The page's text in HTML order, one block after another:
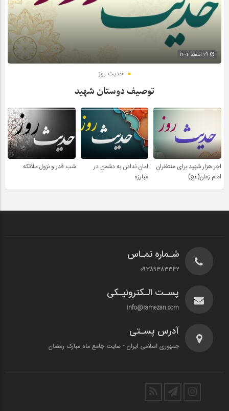
حدیث روز
توصیف دوستان شهید
اجر هزار شهید برای منتظران
امام زمان(عج)
امان ندادن به دشمن در
مبارزه
شب قدر و نزول ملائکه
شـماره تمـاس
۰۹۳۸۹۳۸۳۳۴۲
پسـت الـکترونیـکی
info@ramezan.com
آدرس پسـتی
جمهوری اسلامی ایران - سایت جامع ماه مبارک رمضان